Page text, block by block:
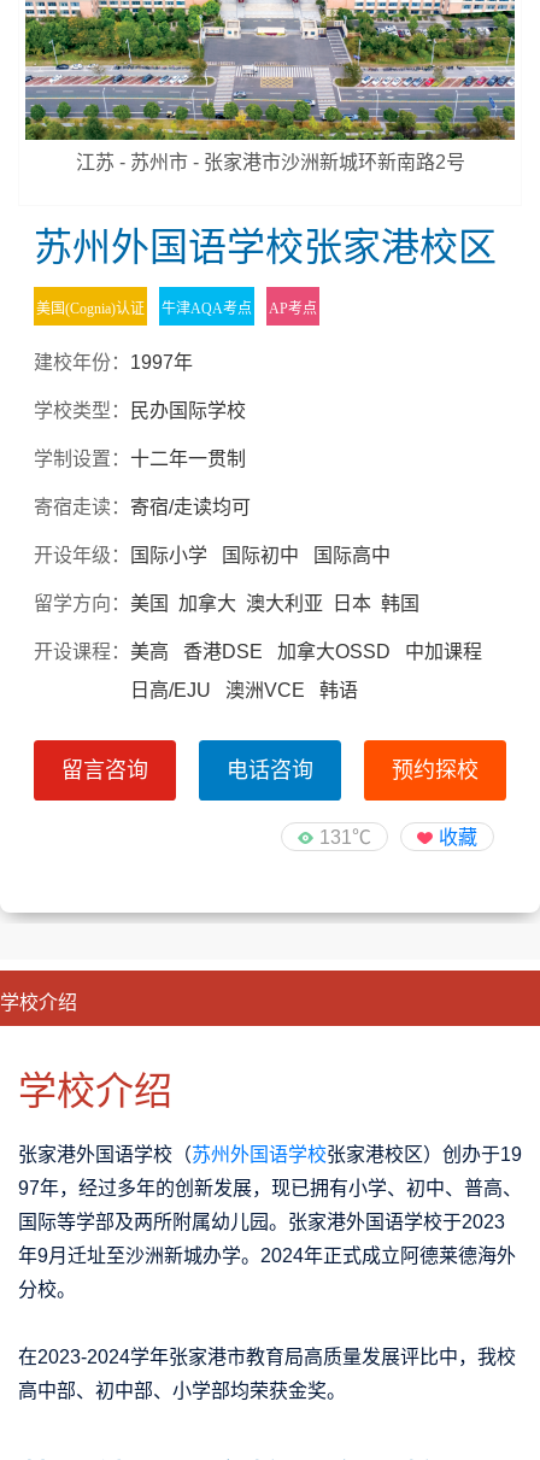
江苏 - 苏州市 - 张家港市沙洲新城环新南路2号
苏州外国语学校张家港校区
美国(Cognia)认证 牛津AQA考点 AP考点
建校年份： 1997年
学校类型： 民办国际学校
学制设置：十二年一贯制
寄宿走读： 寄宿/走读均可
开设年级： 国际小学 国际初中 国际高中
留学方向： 美国 加拿大 澳大利亚 日本 韩国
开设课程： 美高 香港DSE 加拿大OSSD 中加课程
日高/EJU 澳洲VCE 韩语
留言咨询 电话咨询 预约探校
131℃ 收藏
学校介绍
学校介绍
张家港外国语学校（苏州外国语学校张家港校区）创办于19
97年，经过多年的创新发展，现已拥有小学、初中、普高、
国际等学部及两所附属幼儿园。张家港外国语学校于2023
年9月迁址至沙洲新城办学。2024年正式成立阿德莱德海外
分校。
在2023-2024学年张家港市教育局高质量发展评比中，我校
高中部、初中部、小学部均荣获金奖。